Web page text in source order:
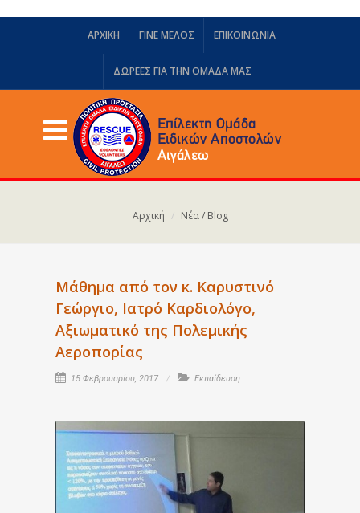
ΑΡΧΙΚΗ ΓΙΝΕ ΜΕΛΟΣ ΕΠΙΚΟΙΝΩΝΙΑ
ΔΩΡΕΈΣ ΓΙΑ ΤΗΝ ΟΜΆΔΑ ΜΑΣ
Αρχική Νέα / Blog
Μάθημα από τον κ. Καρυστινό
Γεώργιο, Ιατρό Καρδιολόγο,
Αξιωματικό της Πολεμικής
Αεροπορίας
15 Φεβρουαρίου, 2017 Εκπαίδευση